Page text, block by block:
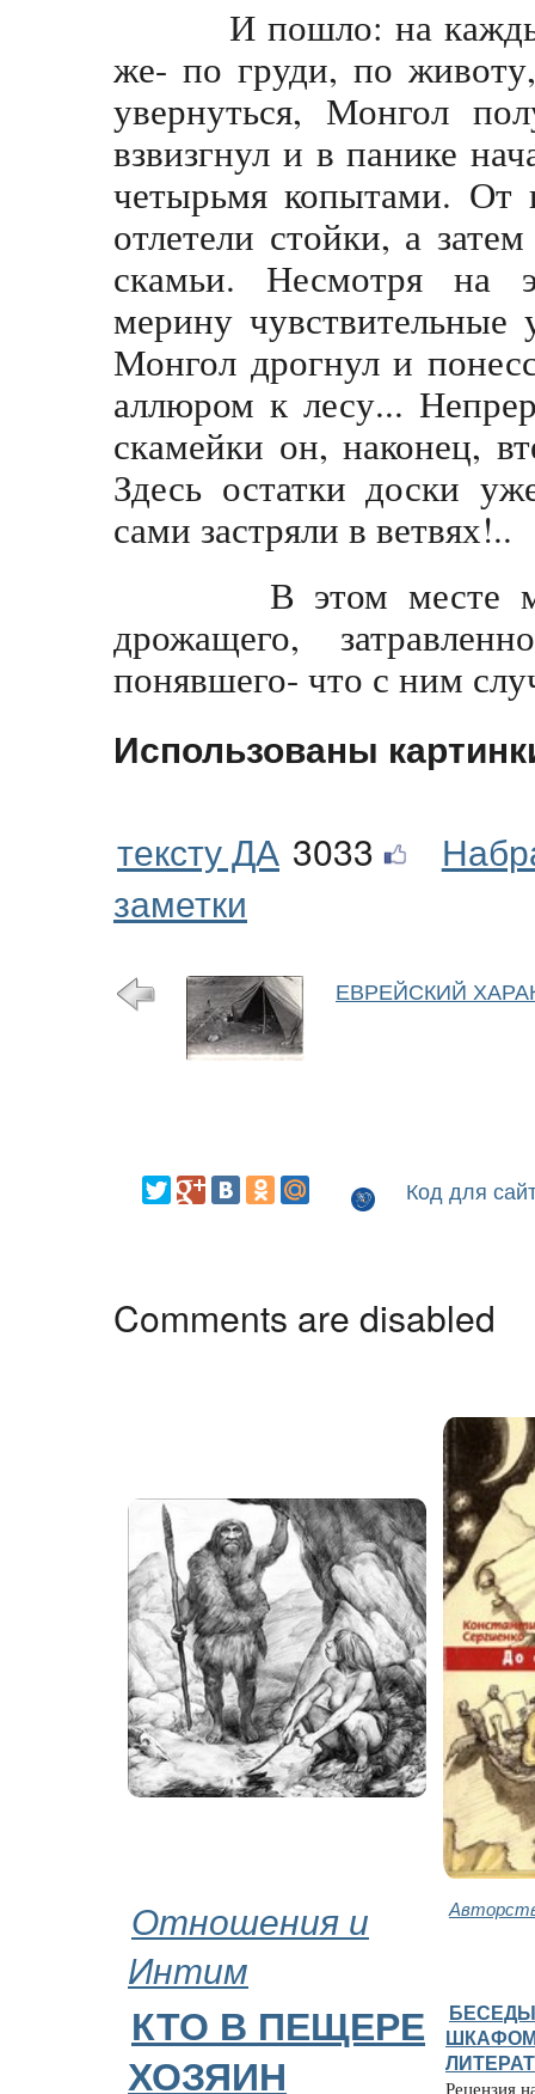
И пошло: на каждый
же- по груди, по
увернуться, Монгол
взвизгнул и в панике
четырьмя копытами. От
отлетели стойки, а
скамьи. Несмотря на
мерину
Монгол дрогнул и
аллюром к лесу...
скамейки он, наконец,
Здесь остатки доски
сами застряли в ветвях!..
В этом месте мы
дрожащего,
понявшего- что с ним
Использованы
тексту ДА 3033
заметки
ЕВРЕЙСКИЙ
Код для
Comments are disabled
Отношения и
Интим
КТО В ПЕЩЕРЕ
ХОЗЯИН
Рецензия